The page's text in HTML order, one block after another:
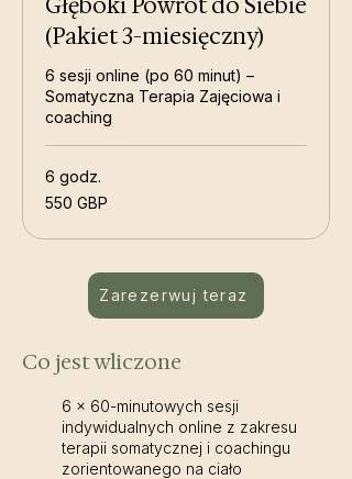
(Pakiet 3-miesięczny)
6 sesji online (po 60 minut) –
Somatyczna Terapia Zajęciowa i
coaching
6 godz.
550
funtów
550 GBP
Zarezerwuj teraz
Co jest wliczone
6 × 60-minutowych sesji
indywidualnych online z zakresu
terapii somatycznej i coachingu
zorientowanego na ciało